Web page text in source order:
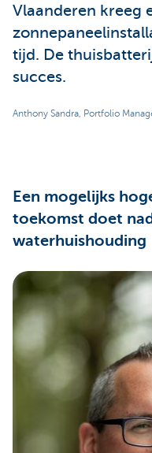
Vlaanderen kreeg
tijd. De
succes.
Anthony Sandra, Portfolio
Een mogelijks
toekomst doet
waterhuishouding